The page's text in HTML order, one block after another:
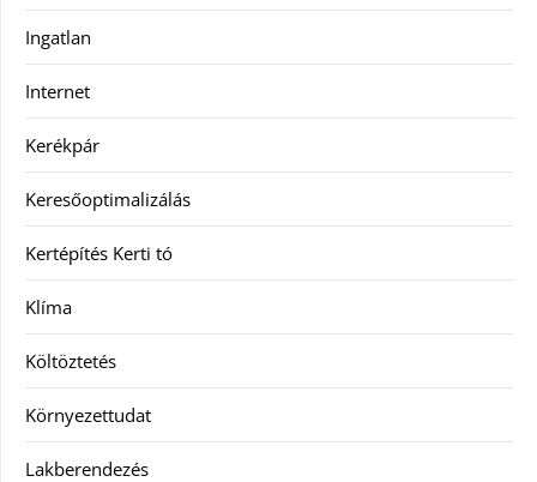
Ingatlan
Internet
Kerékpár
Keresőoptimalizálás
Kertépítés Kerti tó
Klíma
Költöztetés
Környezettudat
Lakberendezés